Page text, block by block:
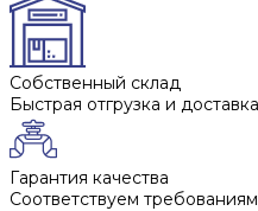
Собственный склад
Быстрая отгрузка и
Гарантия качества
Соответствуем